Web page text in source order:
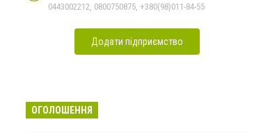
0443002212, 0800750875, +380(98)011-84-55
Додати підприємство
ОГОЛОШЕННЯ